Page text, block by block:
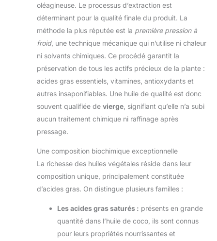
oléagineuse. Le processus d’extraction est
déterminant pour la qualité finale du produit. La
méthode la plus réputée est la première pression à
froid, une technique mécanique qui n’utilise ni chaleur
ni solvants chimiques. Ce procédé garantit la
préservation de tous les actifs précieux de la plante :
acides gras essentiels, vitamines, antioxydants et
autres insaponifiables. Une huile de qualité est donc
souvent qualifiée de vierge , signifiant qu’elle n’a subi
aucun traitement chimique ni raffinage après
pressage.
Une composition biochimique exceptionnelle
La richesse des huiles végétales réside dans leur
composition unique, principalement constituée
d’acides gras. On distingue plusieurs familles :
Les acides gras saturés : présents en grande
quantité dans l’huile de coco, ils sont connus
pour leurs propriétés nourrissantes et